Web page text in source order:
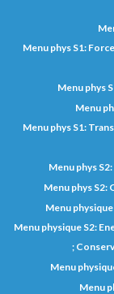
Menu phys S1:
Menu phys
Menu
Menu phys S1:
Menu phys
Menu phys S2:
Menu
Menu physique S2:
;
Menu
Menu